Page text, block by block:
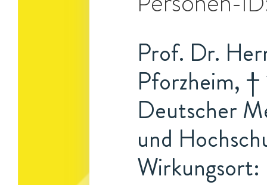
Prof. Dr.
Pforzheim, †
Deutscher
und
Wirkungsort: